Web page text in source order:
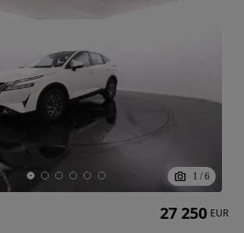
1 / 6
27 250 EUR